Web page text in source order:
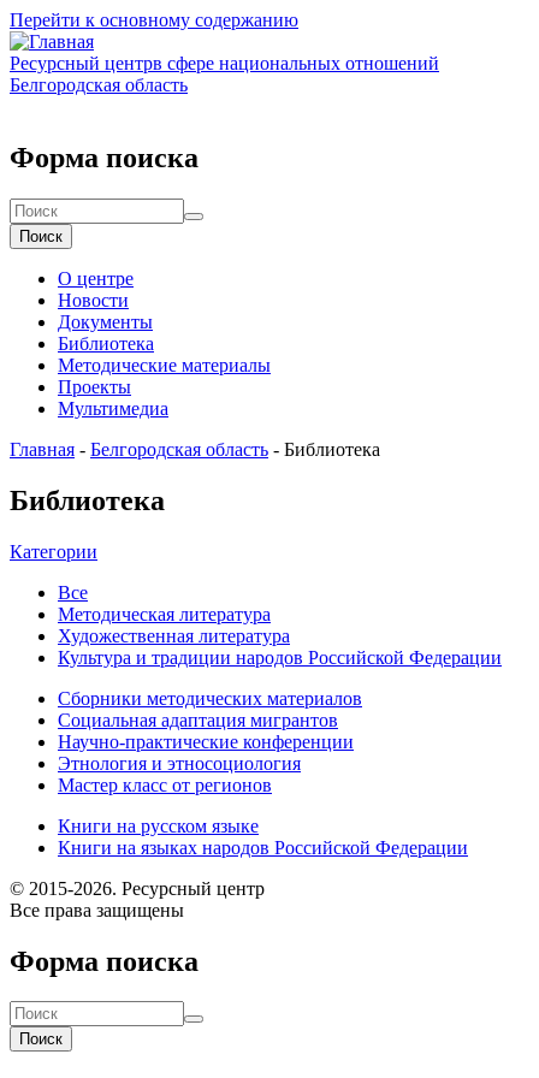
Перейти к основному содержанию
Ресурсный центрв сфере национальных отношений
Белгородская область
Форма поиска
Поиск
О центре
Новости
Документы
Библиотека
Методические материалы
Проекты
Мультимедиа
Главная - Белгородская область - Библиотека
Библиотека
Категории
Все
Методическая литература
Художественная литература
Культура и традиции народов Российской Федерации
Сборники методических материалов
Социальная адаптация мигрантов
Научно-практические конференции
Этнология и этносоциология
Мастер класс от регионов
Книги на русском языке
Книги на языках народов Российской Федерации
© 2015-2026. Ресурсный центр
Все права защищены
Форма поиска
Поиск